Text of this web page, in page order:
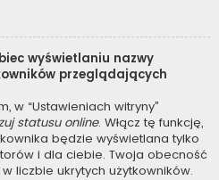
wyświetlaniu nazwy
przeglądających
w “Ustawieniach witryny”
statusu online. Włącz tę funkcję,
będzie wyświetlana tylko
i dla ciebie. Twoja obecność
liczbie ukrytych użytkowników.